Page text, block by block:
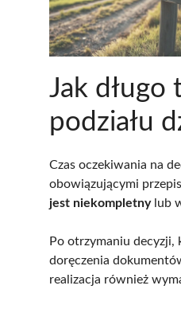
Jak
podziału
Czas oczekiwania na
obowiązującymi
jest niekompletnylub
Po otrzymaniu decyzji,
doręczenia
realizacja również